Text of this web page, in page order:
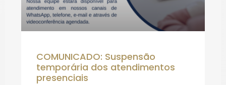
COMUNICADO: Suspensão
temporária dos atendimentos
presenciais